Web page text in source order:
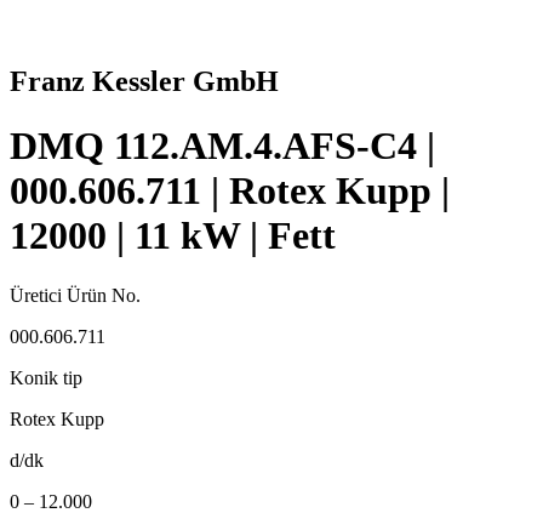
Franz Kessler GmbH
DMQ 112.AM.4.AFS-C4 |
000.606.711 | Rotex Kupp |
12000 | 11 kW | Fett
Üretici Ürün No.
000.606.711
Konik tip
Rotex Kupp
d/dk
0 – 12.000